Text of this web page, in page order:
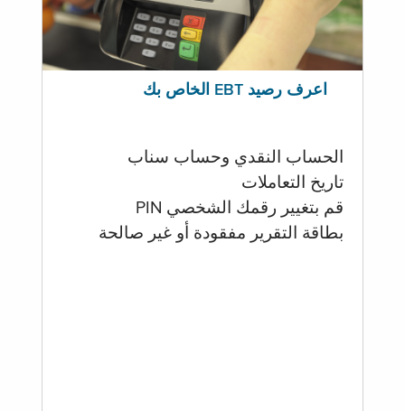
اعرف رصيد EBT الخاص بك
الحساب النقدي وحساب سناب
تاريخ التعاملات
قم بتغيير رقمك الشخصي PIN
بطاقة التقرير مفقودة أو غير صالحة